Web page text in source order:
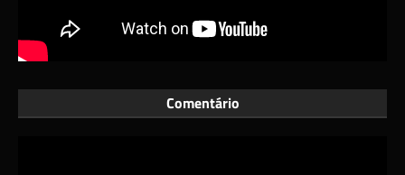
Comentário